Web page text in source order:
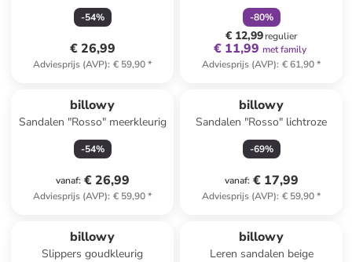
-54%
€ 26,99
Adviesprijs (AVP): € 59,90*
-80%
€ 12,99regulier
€ 11,99 met family
Adviesprijs (AVP): € 61,90*
billowy
Sandalen "Rosso" meerkleurig
-54%
vanaf: € 26,99
Adviesprijs (AVP): € 59,90*
billowy
Sandalen "Rosso" lichtroze
-69%
vanaf: € 17,99
Adviesprijs (AVP): € 59,90*
billowy
Slippers goudkleurig
billowy
Leren sandalen beige